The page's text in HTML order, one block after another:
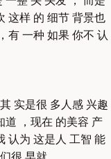
这样 的 细节 背景也
有 一种 如果 你不 认
实是很 多人感 兴趣
道 ，现在 的美容 产
认为 这是人 工智 能